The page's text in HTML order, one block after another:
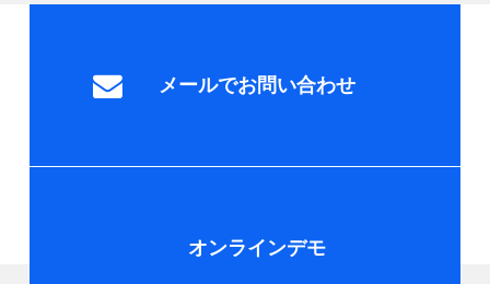
メールでお問い合わせ
オンラインデモ